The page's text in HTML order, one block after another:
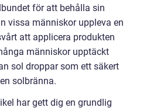
för att behålla sin
vissa människor uppleva en
att applicera produkten
människor upptäckt
sol droppar som ett säkert
solbränna.
har gett dig en grundlig